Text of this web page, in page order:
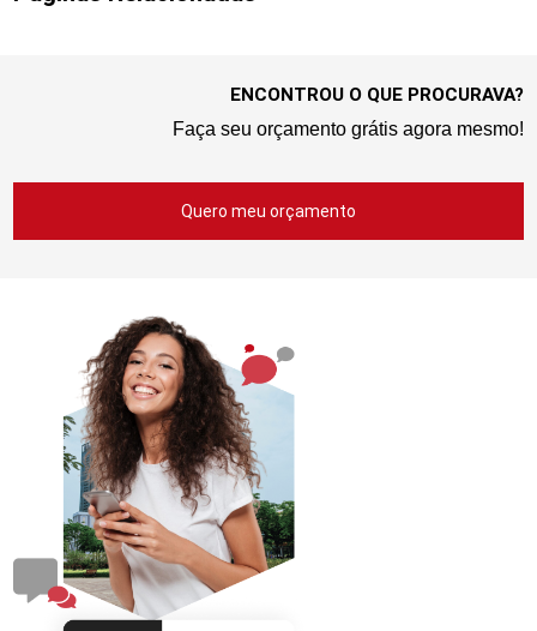
ENCONTROU O QUE PROCURAVA?
Faça seu orçamento grátis agora mesmo!
Quero meu orçamento